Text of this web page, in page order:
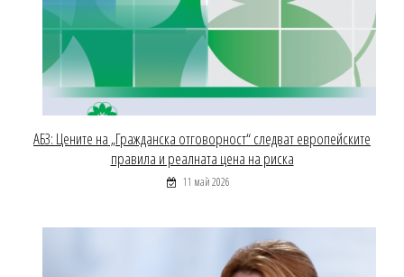
АБЗ: Цените на „Гражданска отговорност“ следват европейските
правила и реалната цена на риска
11 май 2026